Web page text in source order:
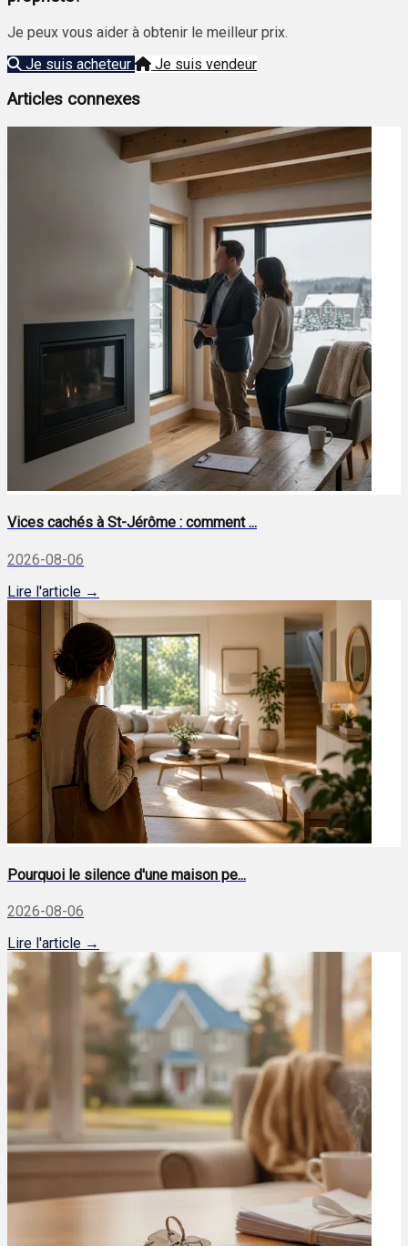
Je peux vous aider à obtenir le meilleur prix.
Je suis acheteur
Je suis vendeur
Articles connexes
Vices cachés à St-Jérôme : comment ...
2026-08-06
Lire l'article →
Pourquoi le silence d'une maison pe...
2026-08-06
Lire l'article →